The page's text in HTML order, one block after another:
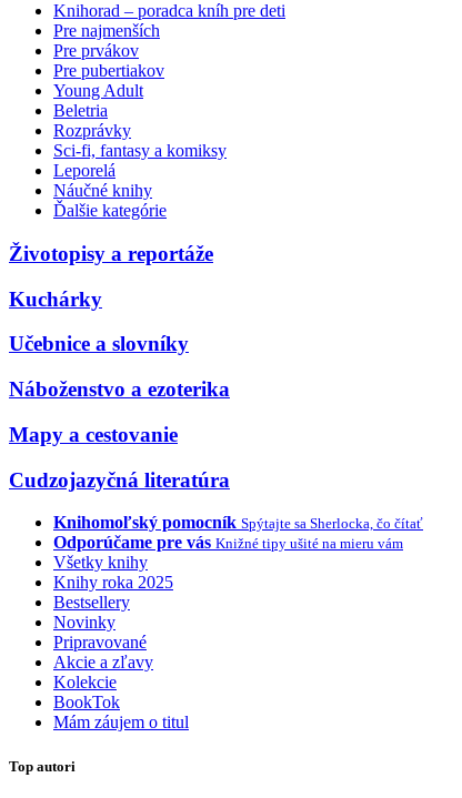
Knihorad – poradca kníh pre deti
Pre najmenších
Pre prvákov
Pre pubertiakov
Young Adult
Beletria
Rozprávky
Sci-fi, fantasy a komiksy
Leporelá
Náučné knihy
Ďalšie kategórie
Životopisy a reportáže
Kuchárky
Učebnice a slovníky
Náboženstvo a ezoterika
Mapy a cestovanie
Cudzojazyčná literatúra
Knihomoľský pomocník Spýtajte sa Sherlocka, čo čítať
Odporúčame pre vás Knižné tipy ušité na mieru vám
Všetky knihy
Knihy roka 2025
Bestsellery
Novinky
Pripravované
Akcie a zľavy
Kolekcie
BookTok
Mám záujem o titul
Top autori